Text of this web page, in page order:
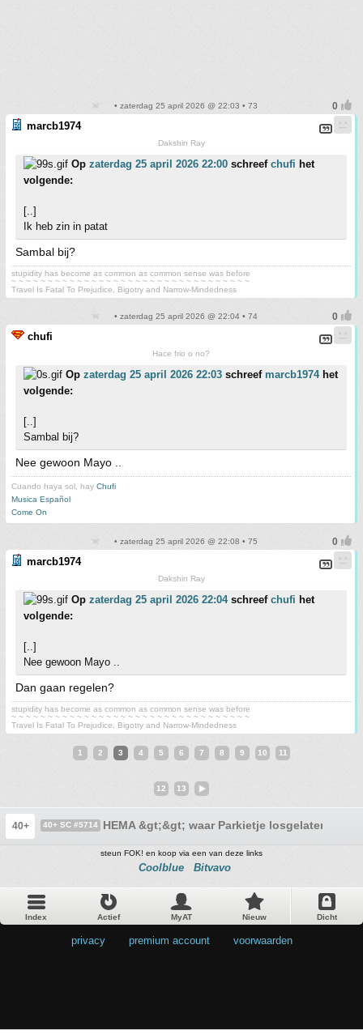
• zaterdag 25 april 2026 @ 22:03 • 73
marcb1974
Dakshin Ray
Op zaterdag 25 april 2026 22:00 schreef chufi het
volgende:
[..]
Ik heb zin in patat
Sambal bij?
stupidity has become as common as common sense was before
~ ~ ~ ~ ~ ~ ~ ~ ~ ~ ~ ~ ~ ~ ~ ~ ~ ~ ~ ~ ~ ~ ~ ~ ~ ~ ~ ~ ~ ~ ~ ~ ~
Travel Is Fatal To Prejudice, Bigotry and Narrow-Mindedness
• zaterdag 25 april 2026 @ 22:04 • 74
chufi
Hace frio o no?
Op zaterdag 25 april 2026 22:03 schreef marcb1974het
volgende:
[..]
Sambal bij?
Nee gewoon Mayo ..
Cuando haya sol, hay Chufi
Musica Español
Come On
• zaterdag 25 april 2026 @ 22:08 • 75
marcb1974
Dakshin Ray
Op zaterdag 25 april 2026 22:04schreef chufi het
volgende:
[..]
Nee gewoon Mayo ..
Dan gaan regelen?
stupidity has become as common as common sense was before
~ ~ ~ ~ ~ ~ ~ ~ ~ ~ ~ ~ ~ ~ ~ ~ ~ ~ ~ ~ ~ ~ ~ ~ ~ ~ ~ ~ ~ ~ ~ ~ ~
Travel Is Fatal To Prejudice, Bigotry and Narrow-Mindedness
1 2 3 4 5 6 7 8 9 10 11
12 13
40+ 40+ SC #5714 HEMA &gt;&gt; waar Parkietje losgelaten wordt
steun FOK! en koop via een van deze links
Coolblue Bitvavo
Index Actief MyAT Nieuw Dicht
privacy premium account voorwaarden